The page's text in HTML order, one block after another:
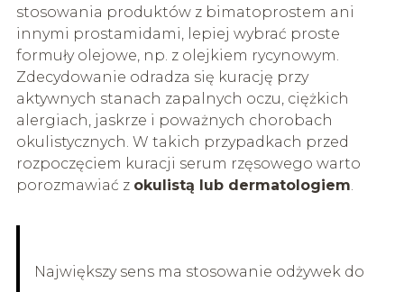
stosowania produktów z bimatoprostem ani
innymi prostamidami, lepiej wybrać proste
formuły olejowe, np. z olejkiem rycynowym.
Zdecydowanie odradza się kurację przy
aktywnych stanach zapalnych oczu, ciężkich
alergiach, jaskrze i poważnych chorobach
okulistycznych. W takich przypadkach przed
rozpoczęciem kuracji serum rzęsowego warto
porozmawiać z okulistą lub dermatologiem
Największy sens ma stosowanie odżywek do